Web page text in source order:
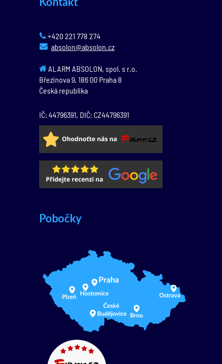
+420 221 778 274
absolon@absolon.cz
ALARM ABSOLON, spol. s r.o.
Březinova 9, 186 00 Praha 8
Česká republika
IČ: 44796391, DIČ: CZ44796391
Pobočky